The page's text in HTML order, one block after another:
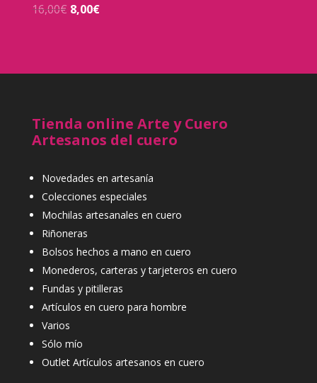
16,00€ 8,00€
Tienda online Arte y Cuero
Artesanos del cuero
Novedades en artesanía
Colecciones especiales
Mochilas artesanales en cuero
Riñoneras
Bolsos hechos a mano en cuero
Monederos, carteras y tarjeteros en cuero
Fundas y pitilleras
Artículos en cuero para hombre
Varios
Sólo mío
Outlet Artículos artesanos en cuero